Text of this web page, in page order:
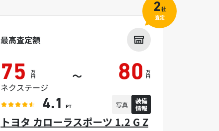
トヨタ カローラスポーツ 1.2 G Z
最高査定額
75 万
円 ～ 80 万
円
ネクステージ
4.1 PT 写真
装備
情報
2社
査定